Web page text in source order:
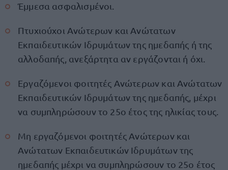
Έμμεσα ασφαλισμένοι.
Πτυχιούχοι Ανώτερων και Ανώτατων
Εκπαιδευτικών Ιδρυμάτων της ημεδαπής ή της
αλλοδαπής, ανεξάρτητα αν εργάζονται ή όχι.
Εργαζόμενοι φοιτητές Ανώτερων και Ανώτατων
Εκπαιδευτικών Ιδρυμάτων της ημεδαπής, μέχρι
να συμπληρώσουν το 25ο έτος της ηλικίας τους.
Μη εργαζόμενοι φοιτητές Ανώτερων και
Ανώτατων Εκπαιδευτικών Ιδρυμάτων της
ημεδαπής μέχρι να συμπληρώσουν το 25ο έτος